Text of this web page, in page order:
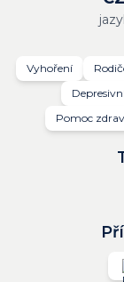
Vyhoření
Pomoc